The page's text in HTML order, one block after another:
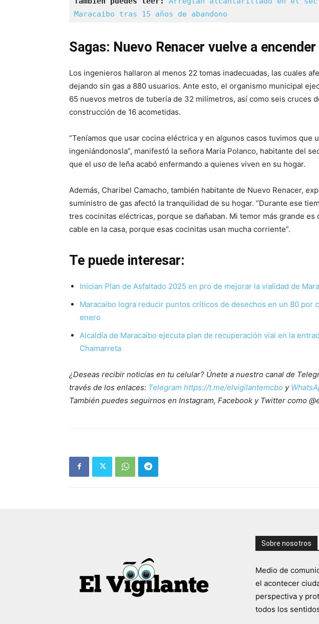
Maracaibo tras 15 años de abandono
Sagas: Nuevo Renacer vuelve a
Los ingenieros hallaron al menos 22 tomas inadecuadas, las cuales
dejando sin gas a 880 usuarios. Ante esto, el organismo municipal
65 nuevos metros de tubería de 32 milímetros, así como seis cruces
construcción de 16 acometidas.
“Teníamos que usar cocina eléctrica y en algunos casos tuvimos que
ingeniándonosla”, manifestó la señora María Polanco, habitante del
que el uso de leña acabó enfermando a quienes viven en su hogar.
Además, Charibel Camacho, también habitante de Nuevo Renacer,
suministro de gas afectó la tranquilidad de su hogar. “Durante ese
tres cocinitas eléctricas, porque se dañaban. Mi temor más grande es
cable en la casa, porque esas cocinitas usan mucha corriente”.
Te puede interesar:
Inician Plan de Asfaltado 2025 en pro de mejorar la vialidad de
Maracaibo logra reducir puntos críticos de desechos en un 80 por
enero
Alcaldía de Maracaibo ejecuta plan de recuperación vial en la
Chamarreta
¿Deseas recibir noticias en tu celular? Únete a nuestro canal de
través de los enlaces: Telegram https://t.me/elvigilantemcbo y
También puedes seguirnos en Instagram, Facebook y Twitter como
Sobre nosotros
Medio de
el acontecer
perspectiva y
todos los